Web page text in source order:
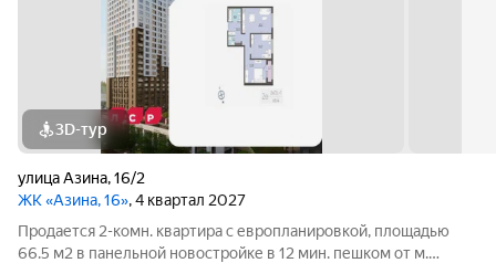
3D-тур
улица Азина,16/2
ЖК «Азина, 16», 4 квартал 2027
Продается 2-комн. квартира с европланировкой, площадью
66.5 м2 в панельной новостройке в 12 мин. пешком от м.